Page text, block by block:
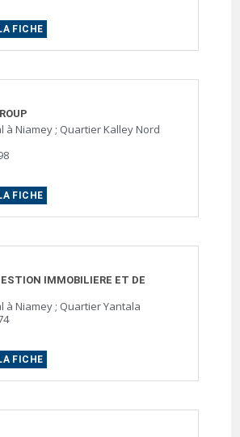
FICHE
à Niamey ; Quartier Kalley Nord
FICHE
IMMOBILIERE ET DE
à Niamey ; Quartier Yantala
FICHE